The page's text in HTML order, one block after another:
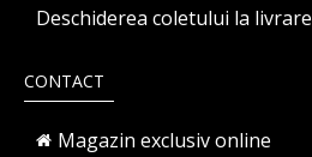
Deschiderea coletului la livrare
CONTACT
Magazin exclusiv online